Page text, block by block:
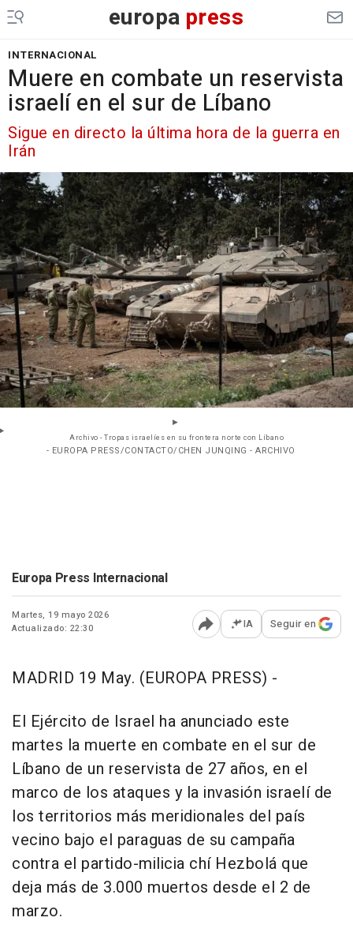
europa press
INTERNACIONAL
Muere en combate un reservista
israelí en el sur de Líbano
Sigue en directo la última hora de la guerra en
Irán
Archivo - Tropas israelíes en su frontera norte con Líbano
- EUROPA PRESS/CONTACTO/CHEN JUNQING - ARCHIVO
Europa Press Internacional
Martes, 19 mayo 2026
Actualizado: 22:30
Abrir opciones para
IA Seguir en
MADRID 19 May. (EUROPA PRESS) -
El Ejército de Israel ha anunciado este
martes la muerte en combate en el sur de
Líbano de un reservista de 27 años, en el
marco de los ataques y la invasión israelí de
los territorios más meridionales del país
vecino bajo el paraguas de su campaña
contra el partido-milicia chí Hezbolá que
deja más de 3.000 muertos desde el 2 de
marzo.